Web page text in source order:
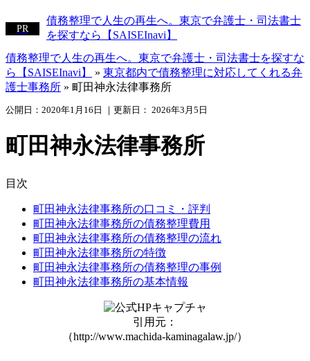
債務整理で人生の再生へ。東京で弁護士・司法書士
を探すなら【SAISEInavi】
債務整理で人生の再生へ。東京で弁護士・司法書士を探すな
ら【SAISEInavi】
» 東京都内で債務整理に対応してくれる弁
護士事務所 » 町田神永法律事務所
公開日： 2020年1月16日 ｜更新日： 2026年3月5日
町田神永法律事務所
目次
町田神永法律事務所の口コミ・評判
町田神永法律事務所の債務整理費用
町田神永法律事務所の債務整理の流れ
町田神永法律事務所の特徴
町田神永法律事務所の債務整理の事例
町田神永法律事務所の基本情報
引用元：
（http://www.machida-kaminagalaw.jp/）